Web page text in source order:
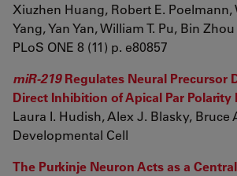
Xiuzhen Huang, Robert E. Poelmann,
Yang, Yan Yan, William T. Pu, Bin Zhou
PLoS ONE 8 (11) p. e80857
miR-219Regulates Neural Precursor
Direct Inhibition of Apical Par Polarity
Laura I. Hudish, Alex J. Blasky, Bruce
Developmental Cell
The Purkinje Neuron Acts as a